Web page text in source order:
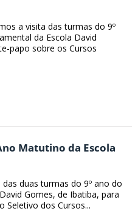
a visita das turmas do 9º
da Escola David
papo sobre os Cursos
Matutino da Escola
duas turmas do 9º ano do
Gomes, de Ibatiba, para
Seletivo dos Cursos...